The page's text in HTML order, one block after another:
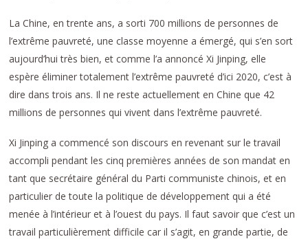
La Chine, en trente ans, a sorti 700 millions de personnes de
l’extrême pauvreté, une classe moyenne a émergé, qui s’en sort
aujourd’hui très bien, et comme l’a annoncé Xi Jinping, elle
espère éliminer totalement l’extrême pauvreté d’ici 2020, c’est à
dire dans trois ans. Il ne reste actuellement en Chine que 42
millions de personnes qui vivent dans l’extrême pauvreté.
Xi Jinping a commencé son discours en revenant sur le travail
accompli pendant les cinq premières années de son mandat en
tant que secrétaire général du Parti communiste chinois, et en
particulier de toute la politique de développement qui a été
menée à l’intérieur et à l’ouest du pays. Il faut savoir que c’est un
travail particulièrement difficile car il s’agit, en grande partie, de